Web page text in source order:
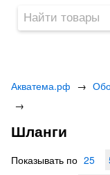
Акватема.рф →
→
Шланги
Показывать по 25